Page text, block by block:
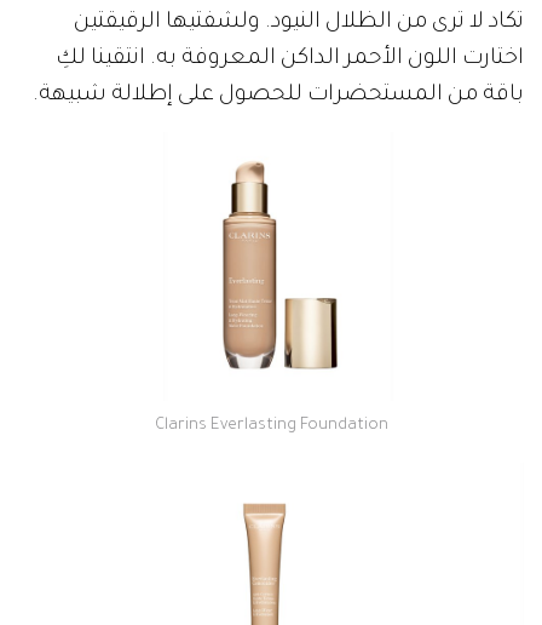
تكاد لا ترى من الظلال النيود. ولشفتيها الرقيقتين
اختارت اللون الأحمر الداكن المعروفة به. انتقينا لكِ
باقة من المستحضرات للحصول على إطلالة شبيهة.
Clarins Everlasting Foundation